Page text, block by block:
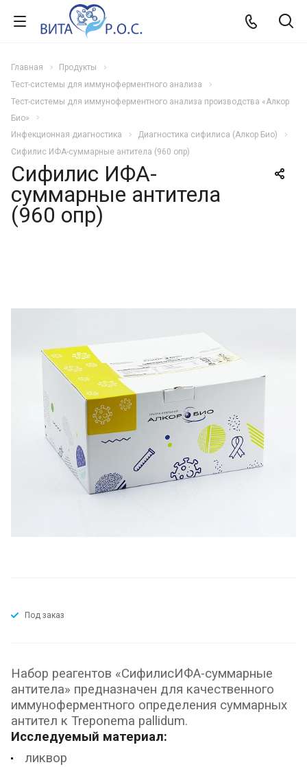
Главная
Продукты
Тест-системы для иммуноферментного анализа
Тест-системы для иммуноферментного анализа производства «Алкор
Био»
Инфекционная диагностика
Диагностика сифилиса (Алкор Био)
Сифилис ИФА-суммарные антитела (960 опр)
Сифилис ИФА-
суммарные антитела
(960 опр)
Под заказ
Набор реагентов «СифилисИФА-суммарные
антитела» предназначен для качественного
иммуноферментного определения суммарных
антител к Treponema pallidum.
Исследуемый материал:
ликвор